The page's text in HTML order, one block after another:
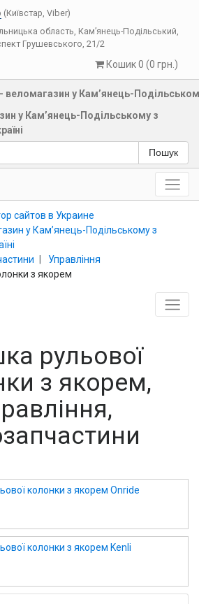
(Київстар, Viber)
область, Кам’янець-Подільський,
Грушевського, 21/2
Кошик 0 (0 грн.)
у Кам’янець-Подільському з
Пошук
сайтов в Украине
у Кам’янець-Подільському з
Управління
з якорем
рульової
з якорем,
колонки з якорем Onride
колонки з якорем Kenli